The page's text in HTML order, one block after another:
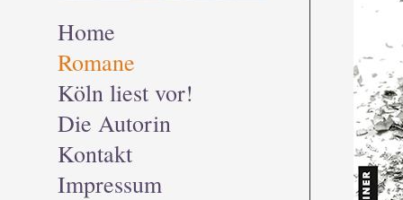
Home
Romane
Köln liest vor!
Die Autorin
Kontakt
Impressum